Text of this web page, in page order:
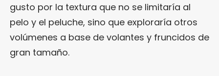
gusto por la textura que no se limitaría al
pelo y el peluche, sino que exploraría otros
volúmenes a base de volantes y fruncidos de
gran tamaño.